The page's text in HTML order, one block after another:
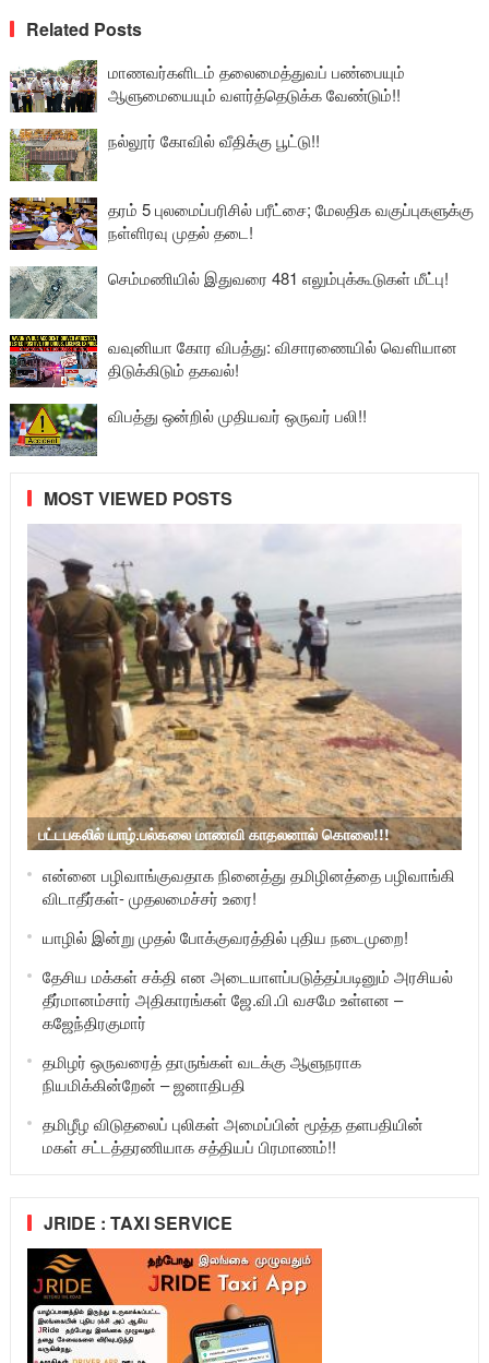
Related Posts
மாணவர்களிடம் தலைமைத்துவப் பண்பையும்
ஆளுமையையும் வளர்த்தெடுக்க வேண்டும்!!
நல்லூர் கோவில் வீதிக்கு பூட்டு!!
தரம் 5 புலமைப்பரிசில் பரீட்சை; மேலதிக வகுப்புகளுக்கு
நள்ளிரவு முதல் தடை!
செம்மணியில் இதுவரை 481 எலும்புக்கூடுகள் மீட்பு!
வவுனியா கோர விபத்து: விசாரணையில் வௌியான
திடுக்கிடும் தகவல்!
விபத்து ஒன்றில் முதியவர் ஒருவர் பலி!!
MOST VIEWED POSTS
பட்டபகலில் யாழ்.பல்கலை மாணவி காதலனால் கொலை!!!
என்னை பழிவாங்குவதாக நினைத்து தமிழினத்தை பழிவாங்கி
விடாதீர்கள்- முதலமைச்சர் உரை!
யாழில் இன்று முதல் போக்குவரத்தில் புதிய நடைமுறை!
தேசிய மக்கள் சக்தி என அடையாளப்படுத்தப்படினும் அரசியல்
தீர்மானம்சார் அதிகாரங்கள் ஜே.வி.பி வசமே உள்ளன –
கஜேந்திரகுமார்
தமிழர் ஒருவரைத் தாருங்கள் வடக்கு ஆளுநராக
நியமிக்கின்றேன் – ஜனாதிபதி
தமிழீழ விடுதலைப் புலிகள் அமைப்பின் மூத்த தளபதியின்
மகள் சட்டத்தரணியாக சத்தியப் பிரமாணம்!!
JRIDE : TAXI SERVICE